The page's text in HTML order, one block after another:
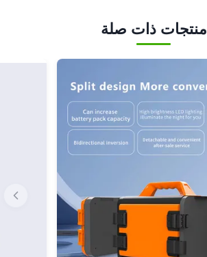
منتجات ذات صلة